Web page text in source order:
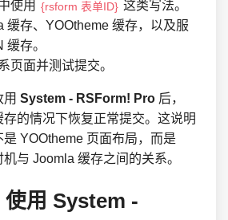
使用 {rsform 表单ID} 这类写法。
缓存、YOOtheme 缓存，以及服
缓存。
页面并测试提交。
System - RSForm! Pro 后，
的情况下恢复正常提交。这说明
YOOtheme 页面布局，而是
与 Joomla 缓存之间的关系。
使用 System -